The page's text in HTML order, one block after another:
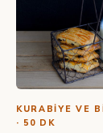
SIBEL
Gül
KURABIYE VE
· 50 DK